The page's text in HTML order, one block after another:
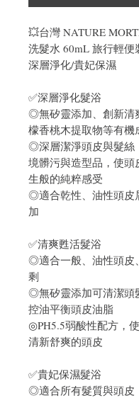
💥台灣 NATURE
洗髮水 60mL 旅行輕便
深層淨化/貴妃保濕
✅深層淨化髮浴
◎無矽靈添加、創新清
檬香桃木提取物等有機
◎深層潔淨頭皮與髮絲
境髒污與造型品，使頭
生般的純粹感受
◎適合乾性、油性頭皮
加
✅清爽甦活髮浴
◎適合一般、油性頭皮
剩
◎無矽靈添加可清潔頭
控油平衡頭皮油脂
◎PH5.5弱酸性配方，
清新舒爽的頭皮
✅貴妃保濕髮浴
◎適合所有髮質與頭皮